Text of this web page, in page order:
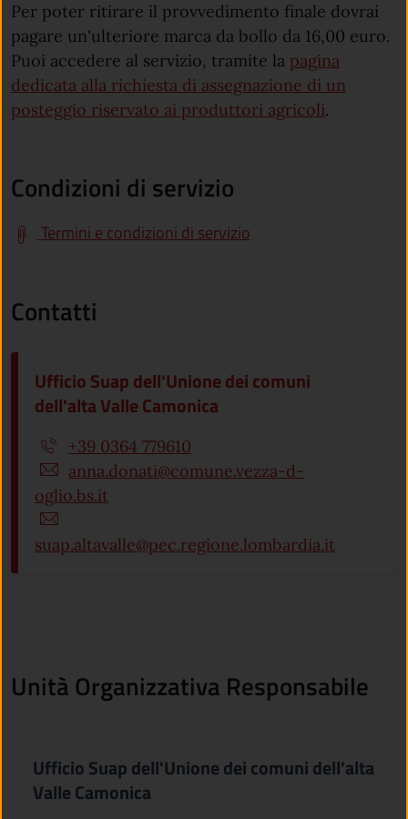
Per poter ritirare il provvedimento finale dovrai
pagare un'ulteriore marca da bollo da 16,00 euro.
Puoi accedere al servizio, tramite la pagina
dedicata alla richiesta di assegnazione di un
posteggio riservato ai produttori agricoli.
Condizioni di servizio
Termini e condizioni di servizio
Contatti
Ufficio Suap dell'Unione dei comuni
dell'alta Valle Camonica
+39 0364 779610
anna.donati@comune.vezza-d-
oglio.bs.it
suap.altavalle@pec.regione.lombardia.it
Unità Organizzativa Responsabile
Ufficio Suap dell'Unione dei comuni dell'alta
Valle Camonica